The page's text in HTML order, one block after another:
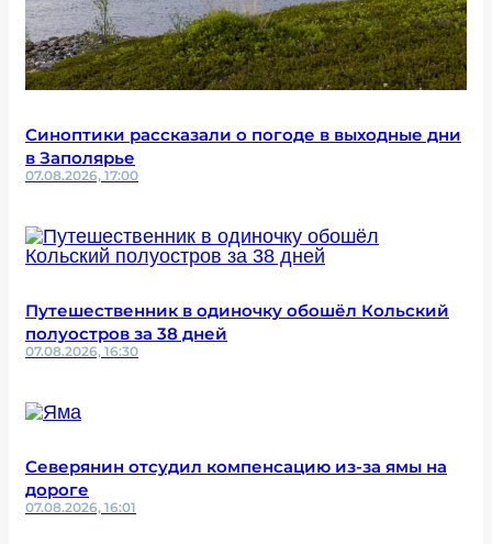
Синоптики рассказали о погоде в выходные дни
в Заполярье
07.08.2026, 17:00
Путешественник в одиночку обошёл Кольский
полуостров за 38 дней
07.08.2026, 16:30
Северянин отсудил компенсацию из-за ямы на
дороге
07.08.2026, 16:01